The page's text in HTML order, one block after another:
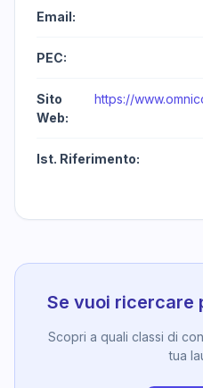
Email:
PEC:
Sito
Web:
https://
Ist. Riferimento:
Se vuoi ricercare
Scopri a quali classi di
tua